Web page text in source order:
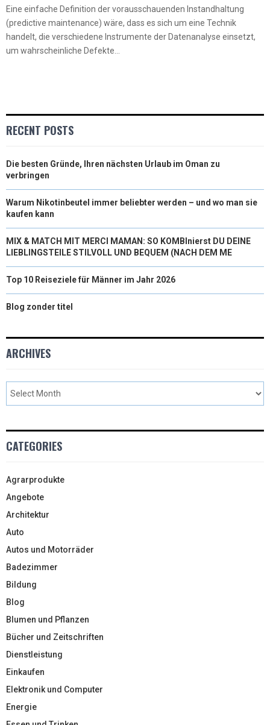
Eine einfache Definition der vorausschauenden Instandhaltung
(predictive maintenance) wäre, dass es sich um eine Technik
handelt, die verschiedene Instrumente der Datenanalyse einsetzt,
um wahrscheinliche Defekte...
RECENT POSTS
Die besten Gründe, Ihren nächsten Urlaub im Oman zu
verbringen
Warum Nikotinbeutel immer beliebter werden – und wo man sie
kaufen kann
MIX & MATCH MIT MERCI MAMAN: SO KOMBInierst DU DEINE
LIEBLINGSTEILE STILVOLL UND BEQUEM (NACH DEM ME
Top 10 Reiseziele für Männer im Jahr 2026
Blog zonder titel
ARCHIVES
CATEGORIES
Agrarprodukte
Angebote
Architektur
Auto
Autos und Motorräder
Badezimmer
Bildung
Blog
Blumen und Pflanzen
Bücher und Zeitschriften
Dienstleistung
Einkaufen
Elektronik und Computer
Energie